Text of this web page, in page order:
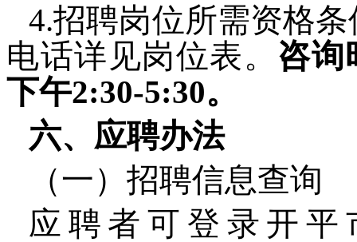
4.招聘岗位所需资格
电话详见岗位表。 咨询
下午2:30-5:30。
六、应聘办法
（一）招聘信息查询
应聘者可登录开